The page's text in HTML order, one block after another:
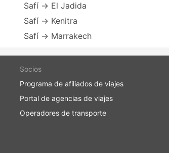
Safí → El Jadida
Safí → Kenitra
Safí → Marrakech
Socios
Programa de afiliados de viajes
Portal de agencias de viajes
Operadores de transporte